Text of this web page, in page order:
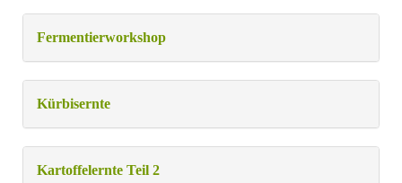
Fermentierworkshop
Kürbisernte
Kartoffelernte Teil 2